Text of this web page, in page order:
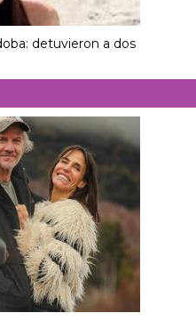
detuvieron a dos